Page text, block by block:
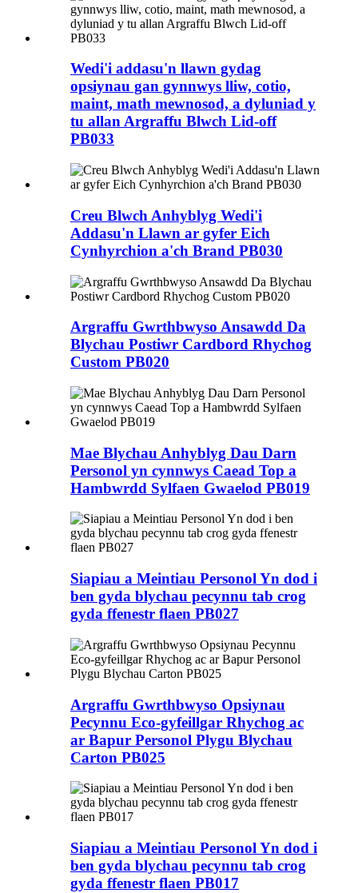
Wedi'i addasu'n llawn gydag
opsiynau gan gynnwys lliw, cotio,
maint, math mewnosod, a dyluniad y
tu allan Argraffu Blwch Lid-off
PB033
Creu Blwch Anhyblyg Wedi'i
Addasu'n Llawn ar gyfer Eich
Cynhyrchion a'ch Brand PB030
Argraffu Gwrthbwyso Ansawdd Da
Blychau Postiwr Cardbord Rhychog
Custom PB020
Mae Blychau Anhyblyg Dau Darn
Personol yn cynnwys Caead Top a
Hambwrdd Sylfaen Gwaelod PB019
Siapiau a Meintiau Personol Yn dod i
ben gyda blychau pecynnu tab crog
gyda ffenestr flaen PB027
Argraffu Gwrthbwyso Opsiynau
Pecynnu Eco-gyfeillgar Rhychog ac
ar Bapur Personol Plygu Blychau
Carton PB025
Siapiau a Meintiau Personol Yn dod i
ben gyda blychau pecynnu tab crog
gyda ffenestr flaen PB017